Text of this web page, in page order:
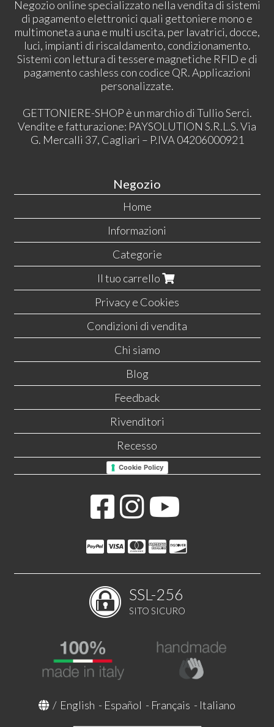
Negozio online specializzato nella vendita di sistemi
di pagamento elettronici quali gettoniere mono e
multimoneta a una e multi uscita, per lavatrici, docce,
luci, impianti di riscaldamento, condizionamento.
Sistemi con lettura di tessere magnetiche RFID e di
pagamento cashless con codice QR. Applicazioni
personalizzate.
GETTONIERE-SHOP è un marchio di Tullio Serci.
Vendite e fatturazione: PAYSOLUTION S.R.L.S. Via
G. Mercalli 37, Cagliari – P.IVA 04206000921
Negozio
Home
Informazioni
Categorie
Il tuo carrello
Privacy e Cookies
Condizioni di vendita
Chi siamo
Blog
Feedback
Rivenditori
Recesso
Cookie Policy
SSL-256
SITO SICURO
/ English - Español - Français - Italiano